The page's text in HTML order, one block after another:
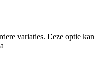
variaties. Deze optie kan